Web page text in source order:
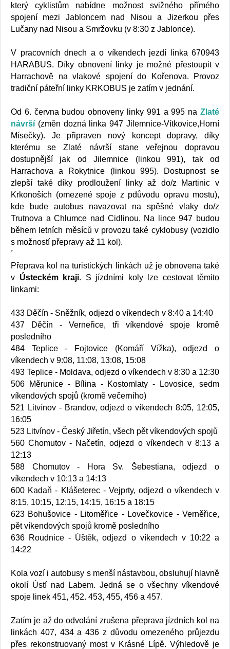
který cyklistům nabídne možnost svižného přímého
spojení mezi Jabloncem nad Nisou a Jizerkou přes
Lučany nad Nisou a Smržovku (v 8:30 z Jablonce).
V pracovních dnech a o víkendech jezdí linka 670943
HARABUS. Díky obnovení linky je možné přestoupit v
Harrachově na vlakové spojení do Kořenova. Provoz
tradiční páteřní linky KRKOBUS je zatím v jednání.
Od 6. června budou obnoveny linky 991 a 995 na Zlaté
návrší (změn dozná linka 947 Jilemnice-Vítkovice,Horní
Mísečky). Je připraven nový koncept dopravy, díky
kterému se Zlaté návrší stane veřejnou dopravou
dostupnější jak od Jilemnice (linkou 991), tak od
Harrachova a Rokytnice (linkou 995). Dostupnost se
zlepší také díky prodloužení linky až do/z Martinic v
Krkonoších (omezené spoje z pdůvodu opravu mostu),
kde bude autobus navazovat na spěšné vlaky do/z
Trutnova a Chlumce nad Cidlinou. Na lince 947 budou
během letních měsíců v provozu také cyklobusy (vozidlo
s možností přepravy až 11 kol).
´
Přeprava kol na turistických linkách už je obnovena také
v Ústeckém kraji. S jízdními koly lze cestovat těmito
linkami:
433 Děčín - Sněžník, odjezd o víkendech v 8:40 a 14:40
437 Děčín - Verneřice, tři víkendové spoje kromě
posledního
484 Teplice - Fojtovice (Komáří Vížka), odjezd o
víkendech v 9:08, 11:08, 13:08, 15:08
493 Teplice - Moldava, odjezd o víkendech v 8:30 a 12:30
506 Měrunice - Bílina - Kostomlaty - Lovosice, sedm
víkendových spojů (kromě večerního)
521 Litvínov - Brandov, odjezd o víkendech 8:05, 12:05,
16:05
523 Litvínov - Český Jiřetín, všech pět víkendových spojů
560 Chomutov - Načetín, odjezd o víkendech v 8:13 a
12:13
588 Chomutov - Hora Sv. Šebestiana, odjezd o
víkendech v 10:13 a 14:13
600 Kadaň - Klášeterec - Vejprty, odjezd o víkendech v
8:15, 10:15, 12:15, 14:15, 16:15 a 18:15
623 Bohušovice - Litoměřice - Lovečkovice - Verněřice,
pět víkendových spojů kromě posledního
636 Roudnice - Úštěk, odjezd o víkendech v 10:22 a
14:22
Kola vozí i autobusy s menší nástavbou, obsluhují hlavně
okolí Ústí nad Labem. Jedná se o všechny víkendové
spoje linek 451, 452. 453, 455, 456 a 457.
Zatím je až do odvolání zrušena přeprava jízdních kol na
linkách 407, 434 a 436 z důvodu omezeného průjezdu
přes rekonstruovaný most v Krásné Lípě. Výhledově je